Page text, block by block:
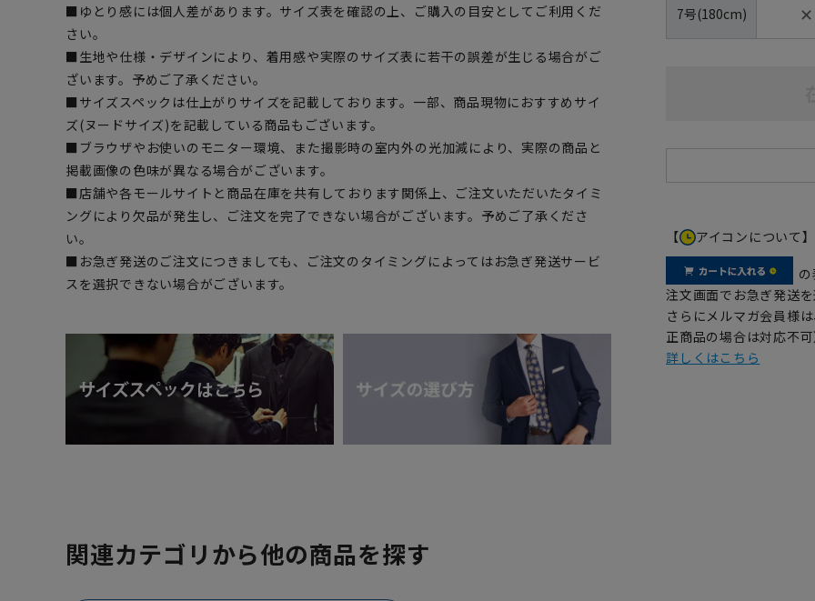
■ゆとり感には個人差があります。サイズ表を確認の上、ご購入の目安としてご利用くだ
さい。
■生地や仕様・デザインにより、着用感や実際のサイズ表に若干の誤差が生じる場合がご
ざいます。予めご了承ください。
■サイズスペックは仕上がりサイズを記載しております。一部、商品現物におすすめサイ
ズ(ヌードサイズ)を記載している商品もございます。
■ブラウザやお使いのモニター環境、また撮影時の室内外の光加減により、実際の商品と
掲載画像の色味が異なる場合がございます。
■店舗や各モールサイトと商品在庫を共有しております関係上、ご注文いただいたタイミ
ングにより欠品が発生し、ご注文を完了できない場合がございます。予めご了承くださ
い。
■お急ぎ発送のご注文につきましても、ご注文のタイミングによってはお急ぎ発送サービ
スを選択できない場合がございます。
7号(180cm) ✕
【 アイコンについて】
の
注文画面でお急ぎ発送を
さらにメルマガ会員様
正商品の場合は対応不可
詳しくはこちら
関連カテゴリから他の商品を探す